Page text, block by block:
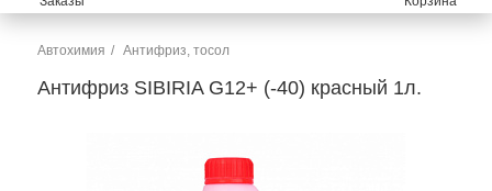
Автохимия Антифриз, тосол
Антифриз SIBIRIA G12+ (-40) красный 1л.